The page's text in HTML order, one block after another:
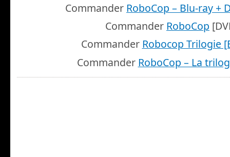
Commander RoboCop – Blu-ray +
Commander RoboCop
Commander Robocop Trilogie
Commander RoboCop – La